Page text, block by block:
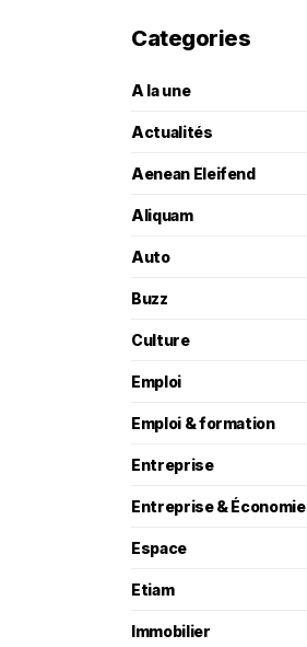
Categories
A la une
Actualités
Aenean Eleifend
Aliquam
Auto
Buzz
Culture
Emploi
Emploi & formation
Entreprise
Entreprise & Économie
Espace
Etiam
Immobilier